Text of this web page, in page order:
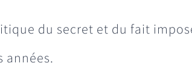
du secret et du fait
années.